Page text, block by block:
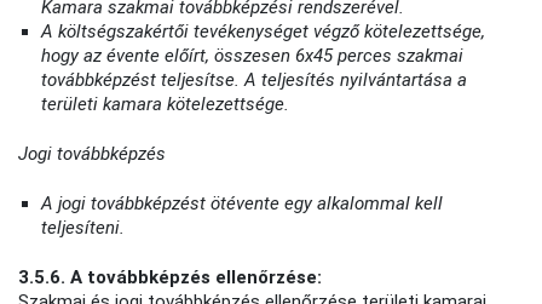
Kamara szakmai továbbképzési rendszerével.
A költségszakértői tevékenységet végző kötelezettsége,
hogy az évente előírt, összesen 6x45 perces szakmai
továbbképzést teljesítse. A teljesítés nyilvántartása a
területi kamara kötelezettsége.
Jogi továbbképzés
A jogi továbbképzést ötévente egy alkalommal kell
teljesíteni.
3.5.6. A továbbképzés ellenőrzése: